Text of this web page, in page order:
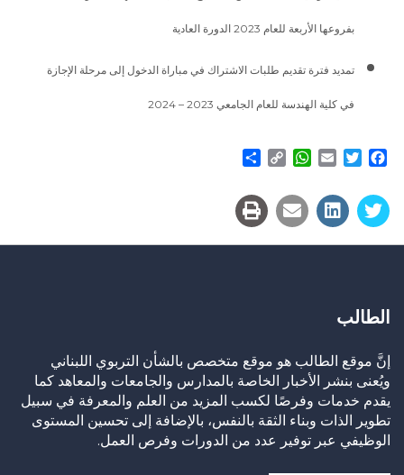
بفروعها الأربعة للعام 2023 الدورة العادية
تمديد فترة تقديم طلبات الاشتراك في مباراة الدخول إلى مرحلة الإجازة
في كلية الهندسة للعام الجامعي 2023 – 2024
Facebook
Twitter
Email
WhatsApp
Copy
الطالب
إنَّ موقع الطالب هو موقع متخصص بالشأن التربوي اللبناني
ويُعنى بنشر الأخبار الخاصة بالمدارس والجامعات والمعاهد كما
يقدم خدمات وفرصًا لكسب المزيد من العلم والمعرفة في سبيل
تطوير الذات وبناء الثقة بالنفس، بالإضافة إلى تحسين المستوى
الوظيفي عبر توفير عدد من الدورات وفرص العمل.